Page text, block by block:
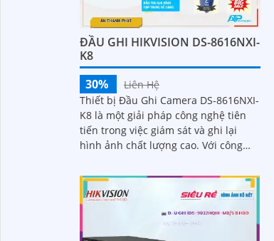
ĐẦU GHI HIKVISION DS-8616NXI-
K8
30%
Liên Hệ
Thiết bị Đầu Ghi Camera DS-8616NXI-
K8 là một giải pháp công nghệ tiên
tiến trong việc giám sát và ghi lại
hình ảnh chất lượng cao. Với công
phép quan sát rõ nét ngay cả trong
điều kiện ánh sáng kém